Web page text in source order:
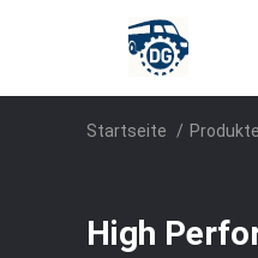
Startseite / Produkte
High